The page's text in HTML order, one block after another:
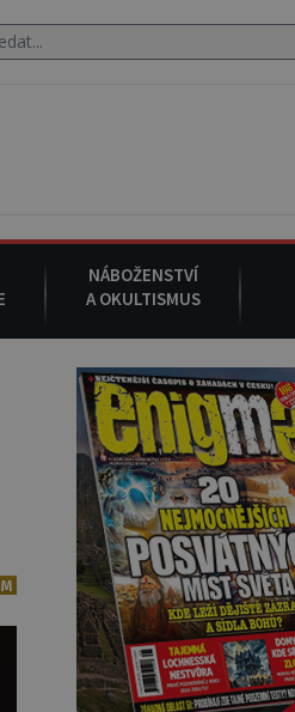
původu. : Na
NÁBOŽENSTVÍ
A OKULTISMUS